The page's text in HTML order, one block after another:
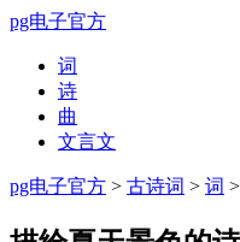
pg电子官方
词
诗
曲
文言文
pg电子官方 > 古诗词 > 词 >